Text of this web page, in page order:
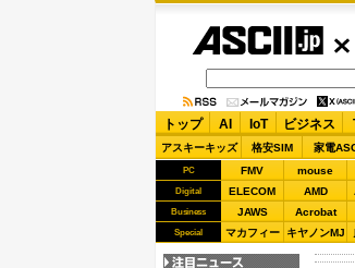
トップ AI IoT ビジネス
アスキーキッズ 格安SIM 家電
PC FMV mouse
Digital ELECOM AMD
Business JAWS Acrobat
Special マカフィー キヤノンMJ